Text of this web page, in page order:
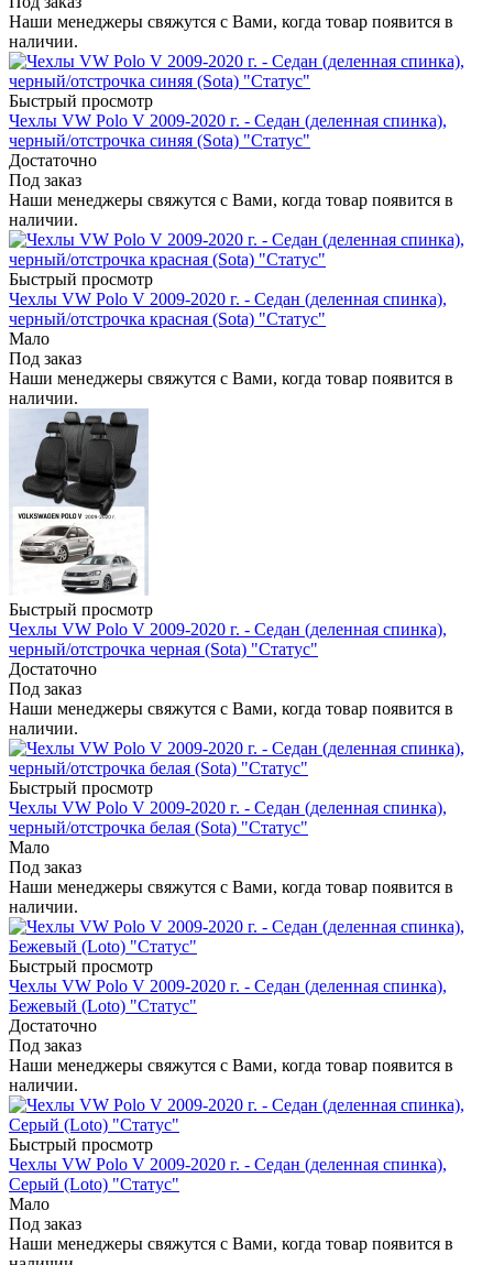
Наши менеджеры свяжутся с Вами, когда товар появится в
наличии.
Быстрый просмотр
Чехлы VW Polo V 2009-2020 г. - Седан (деленная спинка),
черный/отстрочка синяя (Sota) "Статус"
Достаточно
Под заказ
Наши менеджеры свяжутся с Вами, когда товар появится в
наличии.
Быстрый просмотр
Чехлы VW Polo V 2009-2020 г. - Седан (деленная спинка),
черный/отстрочка красная (Sota) "Статус"
Мало
Под заказ
Наши менеджеры свяжутся с Вами, когда товар появится в
наличии.
Быстрый просмотр
Чехлы VW Polo V 2009-2020 г. - Седан (деленная спинка),
черный/отстрочка черная (Sota) "Статус"
Достаточно
Под заказ
Наши менеджеры свяжутся с Вами, когда товар появится в
наличии.
Быстрый просмотр
Чехлы VW Polo V 2009-2020 г. - Седан (деленная спинка),
черный/отстрочка белая (Sota) "Статус"
Мало
Под заказ
Наши менеджеры свяжутся с Вами, когда товар появится в
наличии.
Быстрый просмотр
Чехлы VW Polo V 2009-2020 г. - Седан (деленная спинка),
Бежевый (Loto) "Статус"
Достаточно
Под заказ
Наши менеджеры свяжутся с Вами, когда товар появится в
наличии.
Быстрый просмотр
Чехлы VW Polo V 2009-2020 г. - Седан (деленная спинка),
Серый (Loto) "Статус"
Мало
Под заказ
Наши менеджеры свяжутся с Вами, когда товар появится в